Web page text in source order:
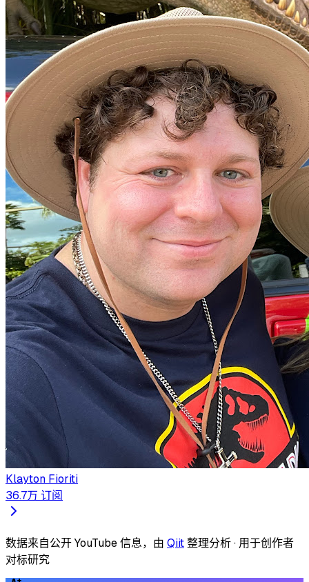
Klayton Fioriti
36.7万 订阅
数据来自公开 YouTube 信息，由 Qiit整理分析 · 用于创作者
对标研究